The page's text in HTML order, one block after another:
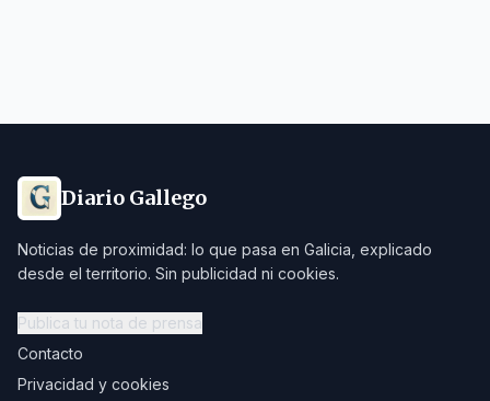
Diario Gallego
Noticias de proximidad: lo que pasa en Galicia, explicado
desde el territorio. Sin publicidad ni cookies.
Publica tu nota de prensa
Contacto
Privacidad y cookies